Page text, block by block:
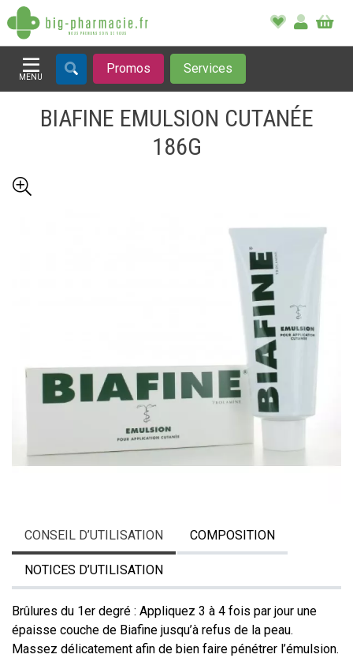
MENU
Afficher la navigation
Promos Services
BIAFINE EMULSION CUTANÉE
186G
CONSEIL D’UTILISATION COMPOSITION
NOTICES D’UTILISATION
Brûlures du 1er degré : Appliquez 3 à 4 fois par jour une
épaisse couche de Biafine jusqu’à refus de la peau.
Massez délicatement afin de bien faire pénétrer l’émulsion.